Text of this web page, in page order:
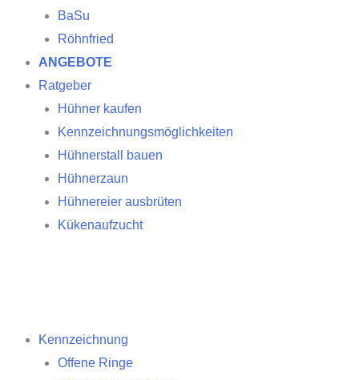
BaSu
Röhnfried
ANGEBOTE
Ratgeber
Hühner kaufen
Kennzeichnungsmöglichkeiten
Hühnerstall bauen
Hühnerzaun
Hühnereier ausbrüten
Kükenaufzucht
Kennzeichnung
Offene Ringe